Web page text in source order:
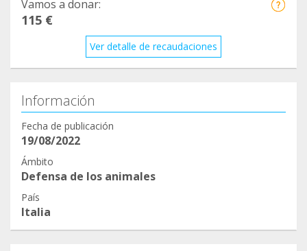
Vamos a donar:
115 €
Ver detalle de recaudaciones
Información
Fecha de publicación
19/08/2022
Ámbito
Defensa de los animales
País
Italia